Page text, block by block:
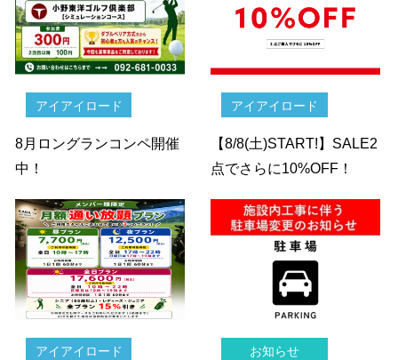
アイアイロード
8月ロングランコンペ開催
中！
アイアイロード
【8/8(土)START!】SALE2
点でさらに10%OFF！
アイアイロード お知らせ